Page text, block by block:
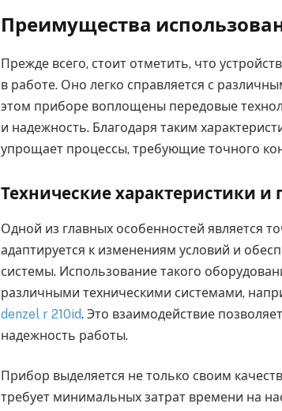
Преимущества
Прежде всего, стоит отметить, что
в работе. Оно легко справляется с
этом приборе воплощены передовые
и надежность. Благодаря таким
упрощает процессы, требующие точного
Технические характеристики и
Одной из главных особенностей является
адаптируется к изменениям условий и
системы. Использование такого
различными техническими системами,
denzel r 210id. Это взаимодействие
надежность работы.
Прибор выделяется не только своим
требует минимальных затрат времени на